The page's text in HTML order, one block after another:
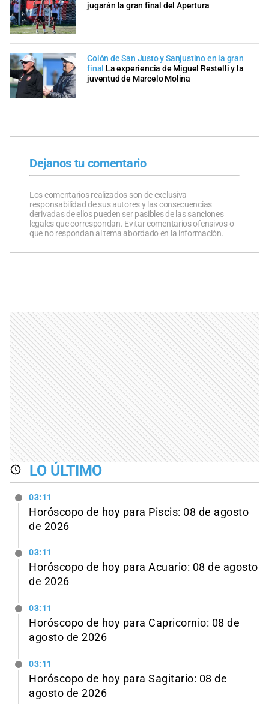
jugarán la gran final del Apertura
Colón de San Justo y Sanjustino en la gran
final La experiencia de Miguel Restelli y la
juventud de Marcelo Molina
Dejanos tu comentario
Los comentarios realizados son de exclusiva
responsabilidad de sus autores y las consecuencias
derivadas de ellos pueden ser pasibles de las sanciones
legales que correspondan. Evitar comentarios ofensivos o
que no respondan al tema abordado en la información.
LO ÚLTIMO
03:11
Horóscopo de hoy para Piscis: 08 de agosto
de 2026
03:11
Horóscopo de hoy para Acuario: 08 de agosto
de 2026
03:11
Horóscopo de hoy para Capricornio: 08 de
agosto de 2026
03:11
Horóscopo de hoy para Sagitario: 08 de
agosto de 2026